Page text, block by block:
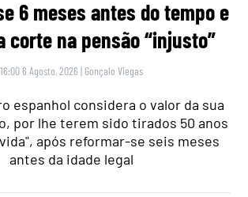
6 meses antes do tempo e
corte na pensão “injusto”
16:00 6 Agosto, 2026 | Gonçalo Viegas
espanhol considera o valor da sua
por lhe terem sido tirados 50 anos
após reformar-se seis meses
antes da idade legal